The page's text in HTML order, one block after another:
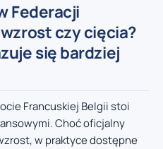
Federacji
czy cięcia?
się bardziej
Francuskiej Belgii stoi
Choć oficjalny
w praktyce dostępne